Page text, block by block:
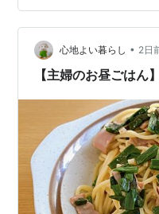
だけでもものすごく美
て「辛いソース」にし
手がとまら～～ん！！
ますなぁ… 更に、卵と
心地よい暮らし • 2日
【主婦のお昼ごはん